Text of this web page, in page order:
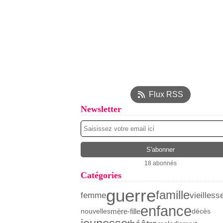
Flux RSS
Newsletter
18 abonnés
Catégories
femmeguerrefamille
nouvellesmère-filleenfancedécès